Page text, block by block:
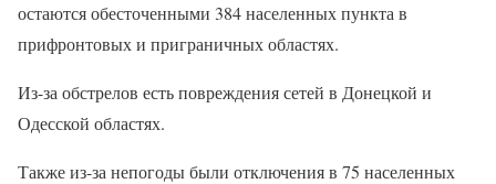
остаются обесточенными 384 населенных пункта в
прифронтовых и приграничных областях.
Из-за обстрелов есть повреждения сетей в Донецкой и
Одесской областях.
Также из-за непогоды были отключения в 75 населенных